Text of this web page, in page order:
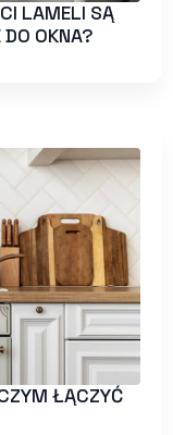
LAMELI SĄ
OKNA?
ŁĄCZYĆ